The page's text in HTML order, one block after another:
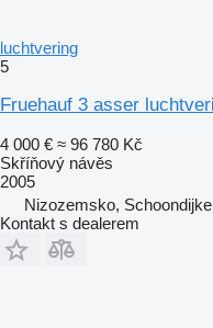
luchtvering
5
Fruehauf 3 asser
4 000 € ≈ 96 780 Kč
Skříňový návěs
2005
Nizozemsko, Schoondijke
Kontakt s dealerem